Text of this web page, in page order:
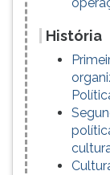
História